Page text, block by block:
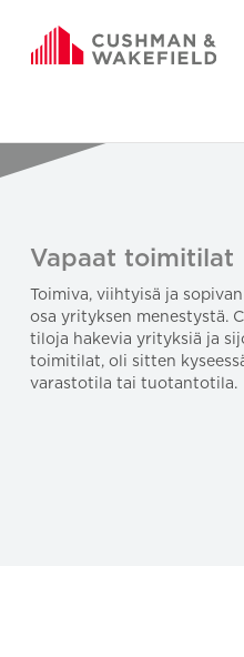
Vapaat toimitilat
Toimiva, viihtyisä ja
osa yrityksen menestystä.
tiloja hakevia yrityksiä ja
toimitilat, oli sitten
varastotila tai tuotantotila.